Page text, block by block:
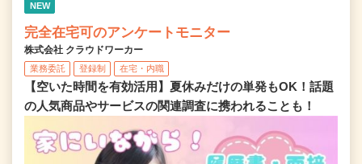
NEW
完全在宅可のアンケートモニター
株式会社 クラウドワーカー
業務委託 登録制 在宅・内職
【空いた時間を有効活用】夏休みだけの単発もOK！話題
の人気商品やサービスの関連調査に携われることも！